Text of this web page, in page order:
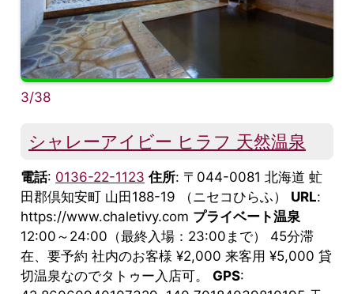
3/38
シャレーアイビー ヒラフ 天然温泉
電話: 0136-22-1123 住所: 〒044-0081 北海道 虻
田郡倶知安町 山田188-19 （ニセコひらふ） URL:
https://www.chaletivy.com プライベート温泉
12:00～24:00（最終入場：23:00まで） 45分滞
在、要予約 社内のお客様 ¥2,000 来客用 ¥5,000 貸
切温泉なのでタトゥー入店可。 GPS: